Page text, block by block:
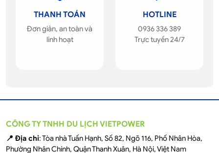
THANH TOÁN
Đơn giản, an toàn và
linh hoạt
HOTLINE
0936 336 389
Trực tuyến 24/7
CÔNG TY TNHH DU LỊCH VIETPOWER
📍 Địa chỉ: Tòa nhà Tuấn Hạnh, Số 82, Ngõ 116, Phố Nhân Hòa,
Phường Nhân Chính, Quận Thanh Xuân, Hà Nội, Việt Nam